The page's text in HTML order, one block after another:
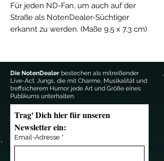
Für jeden ND-Fan, um auch auf der
Straße als NotenDealer-Süchtiger
erkannt zu werden. (Maße 9,5 x 7,3 cm)
Die NotenDealer bestechen als mitreißender
Live-Act. Jungs, die mit Charme, Musikalität und
treffsicherem Humor jede Art und Größe eines
Publikums unterhalten.
Trag' Dich hier für unseren
Newsletter ein:
Email-Adresse *